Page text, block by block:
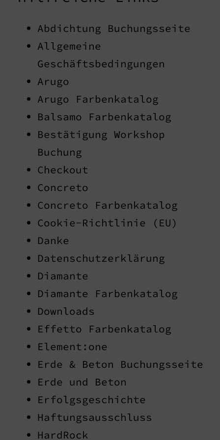
Kontakt
Abdichtung Buchungsseite
Allgemeine
Geschäftsbedingungen
Arugo
Arugo Farbenkatalog
Balsamo Farbenkatalog
Bestätigung Workshop
Buchung
Checkout
Concreto
Concreto Farbenkatalog
Cookie-Richtlinie (EU)
Danke
Datenschutzerklärung
Diamante
Diamante Farbenkatalog
Downloads
Effetto Farbenkatalog
Element:one
Erde & Beton Buchungsseite
Erde und Beton
Erfolgsgeschichte
Haftungsausschluss
HardRock